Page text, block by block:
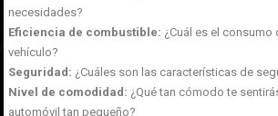
necesidades?
Eficiencia de combustible: ¿Cuál es el
vehículo?
Seguridad: ¿Cuáles son las características de
Nivel de comodidad: ¿Qué tan cómodo te
automóvil tan pequeño?